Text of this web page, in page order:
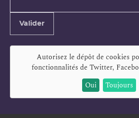
Valider
Autorisez le dépôt de cookies
fonctionnalités de Twitter,
Oui
Toujours